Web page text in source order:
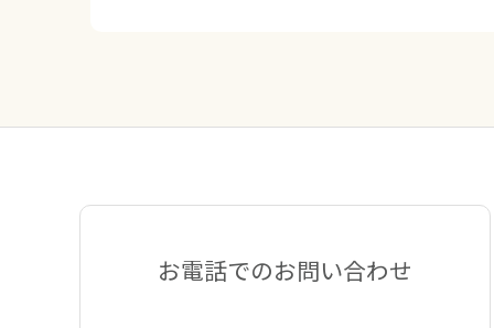
お電話でのお問い合わせ